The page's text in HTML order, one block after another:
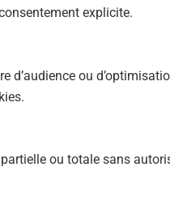
explicite.
ou
ou totale sans